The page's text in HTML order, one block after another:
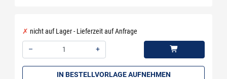
nicht auf Lager - Lieferzeit auf Anfrage
–
+
IN BESTELLVORLAGE AUFNEHMEN